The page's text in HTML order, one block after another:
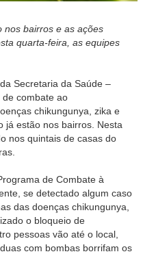
nos bairros e as ações
quarta-feira, as equipes
Secretaria da Saúde –
de combate ao
chikungunya, zika e
já estão nos bairros. Nesta
nos quintais de casas do
de Combate à
se detectado algum caso
das doenças chikungunya,
o bloqueio de
pessoas vão até o local,
com bombas borrifam os